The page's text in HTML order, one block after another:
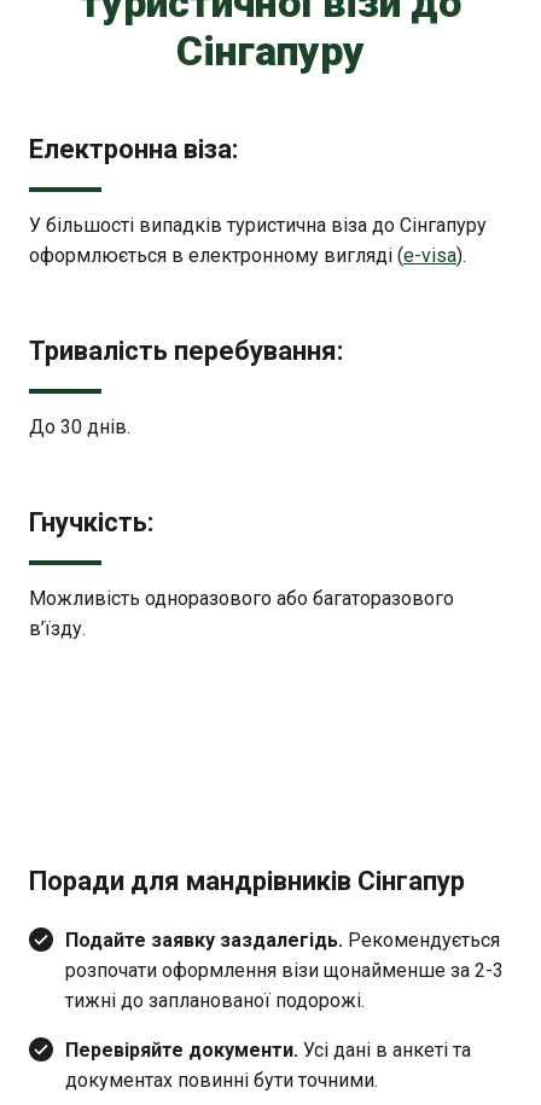
Сінгапуру
Електронна віза:
У більшості випадків туристична віза до Сінгапуру
оформлюється в електронному вигляді (e-visa).
Тривалість перебування:
До 30 днів.
Гнучкість:
Можливість одноразового або багаторазового
в’їзду.
Поради для мандрівників Сінгапур
Подайте заявку заздалегідь. Рекомендується
розпочати оформлення візи щонайменше за 2-3
тижні до запланованої подорожі.
Перевіряйте документи. Усі дані в анкеті та
документах повинні бути точними.